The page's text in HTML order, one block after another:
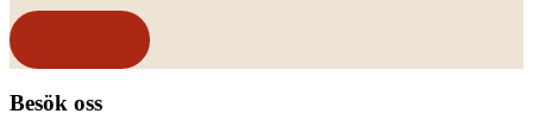
Footer
Besök oss